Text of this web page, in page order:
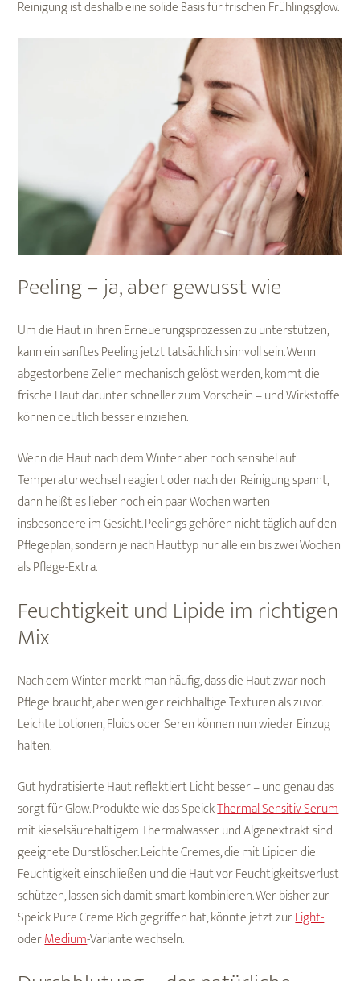
Reinigung ist deshalb eine solide Basis für frischen Frühlingsglow.
Peeling – ja, aber gewusst wie
Um die Haut in ihren Erneuerungsprozessen zu unterstützen,
kann ein sanftes Peeling jetzt tatsächlich sinnvoll sein. Wenn
abgestorbene Zellen mechanisch gelöst werden, kommt die
frische Haut darunter schneller zum Vorschein – und Wirkstoffe
können deutlich besser einziehen.
Wenn die Haut nach dem Winter aber noch sensibel auf
Temperaturwechsel reagiert oder nach der Reinigung spannt,
dann heißt es lieber noch ein paar Wochen warten –
insbesondere im Gesicht. Peelings gehören nicht täglich auf den
Pflegeplan, sondern je nach Hauttyp nur alle ein bis zwei Wochen
als Pflege-Extra.
Feuchtigkeit und Lipide im richtigen
Mix
Nach dem Winter merkt man häufig, dass die Haut zwar noch
Pflege braucht, aber weniger reichhaltige Texturen als zuvor.
Leichte Lotionen, Fluids oder Seren können nun wieder Einzug
halten.
Gut hydratisierte Haut reflektiert Licht besser – und genau das
sorgt für Glow. Produkte wie das SpeickThermal Sensitiv Serum
mit kieselsäurehaltigem Thermalwasser und Algenextrakt sind
geeignete Durstlöscher. Leichte Cremes, die mit Lipiden die
Feuchtigkeit einschließen und die Haut vor Feuchtigkeitsverlust
schützen, lassen sich damit smart kombinieren. Wer bisher zur
Speick Pure Creme Rich gegriffen hat, könnte jetzt zurLight-
oderMedium-Variante wechseln.